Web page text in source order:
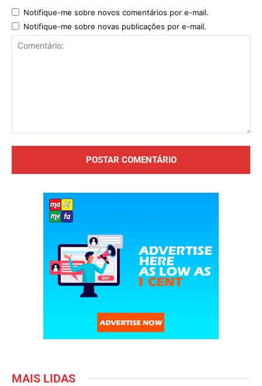
Notifique-me sobre novos comentários por e-mail.
Notifique-me sobre novas publicações por e-mail.
MAIS LIDAS